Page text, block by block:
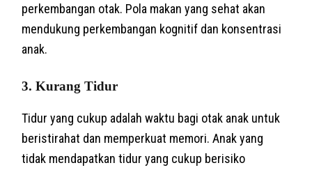
perkembangan otak. Pola makan yang sehat akan
mendukung perkembangan kognitif dan konsentrasi
anak.
3.Kurang Tidur
Tidur yang cukup adalah waktu bagi otak anak untuk
beristirahat dan memperkuat memori. Anak yang
tidak mendapatkan tidur yang cukup berisiko